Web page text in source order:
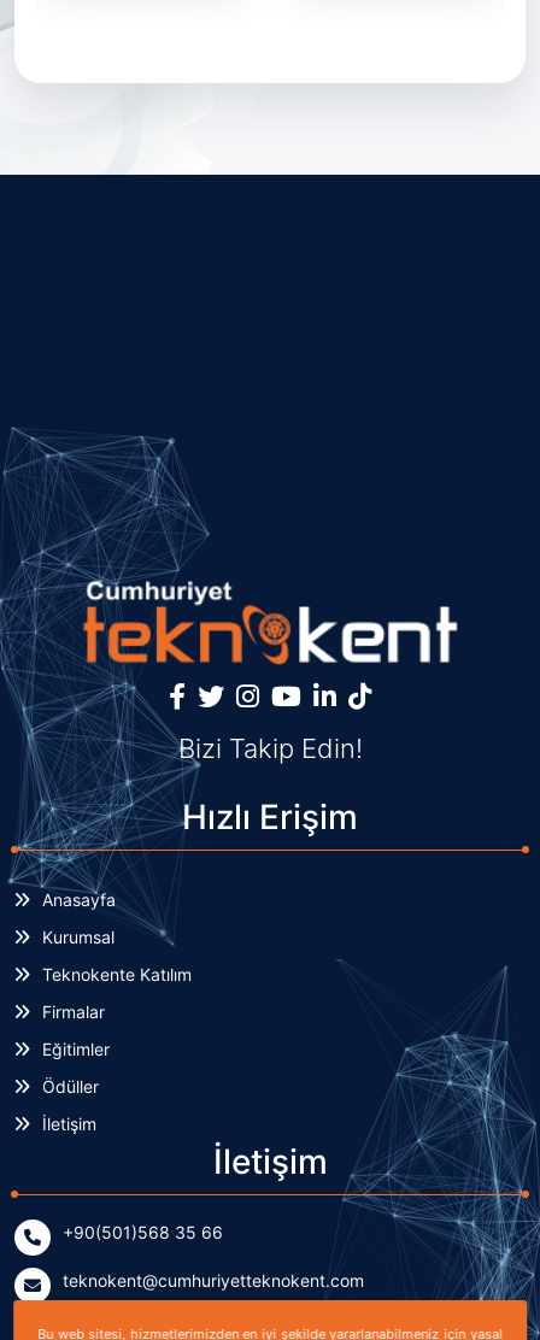
Bizi Takip Edin!
Hızlı Erişim
Anasayfa
Kurumsal
Teknokente Katılım
Firmalar
Eğitimler
Ödüller
İletişim
İletişim
+90(501)568 35 66
teknokent@cumhuriyetteknokent.com
Yenişehir Mahallesi Kardeşler Caddesi No: 7/2 (B Blok)
Bu web sitesi, hizmetlerimizden en iyi şekilde yararlanabilmeniz için yasal